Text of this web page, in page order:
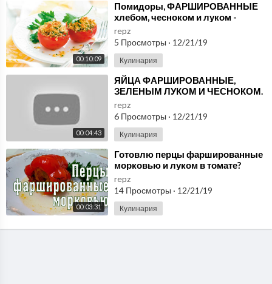
00:10:09
⁣Помидоры, ФАРШИРОВАННЫЕ
хлебом, чесноком и луком -
ПРОВАНСАЛЬ / рецепт от шеф-
повара / Илья Лазерсон
repz
5 Просмотры · 12/21/19
Кулинария
00:04:43
⁣ЯЙЦА ФАРШИРОВАННЫЕ,
ЗЕЛЕНЫМ ЛУКОМ И ЧЕСНОКОМ.
repz
6 Просмотры · 12/21/19
Кулинария
00:03:31
⁣Готовлю перцы фаршированные
морковью и луком в томате?
Постное и вегетарианское блюдо
repz
14 Просмотры · 12/21/19
Кулинария